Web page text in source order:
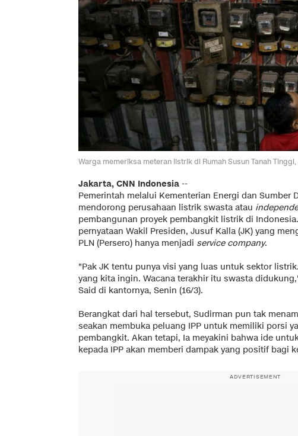
Warga memeriksa meteran listrik di Rumah Susun Tanah
Jakarta, CNN Indonesia --
Pemerintah melalui Kementerian Energi dan Sumber
mendorong perusahaan listrik swasta atau
pembangunan proyek pembangkit listrik di
pernyataan Wakil Presiden, Jusuf Kalla (JK) yang
PLN (Persero) hanya menjadi service company.
"Pak JK tentu punya visi yang luas untuk sektor
yang kita ingin. Wacana terakhir itu swasta
Said di kantornya, Senin (16/3).
Berangkat dari hal tersebut, Sudirman pun tak
seakan membuka peluang IPP untuk memiliki porsi
pembangkit. Akan tetapi, Ia meyakini bahwa ide
kepada IPP akan memberi dampak yang positif bagi
ADVERTISEMENT